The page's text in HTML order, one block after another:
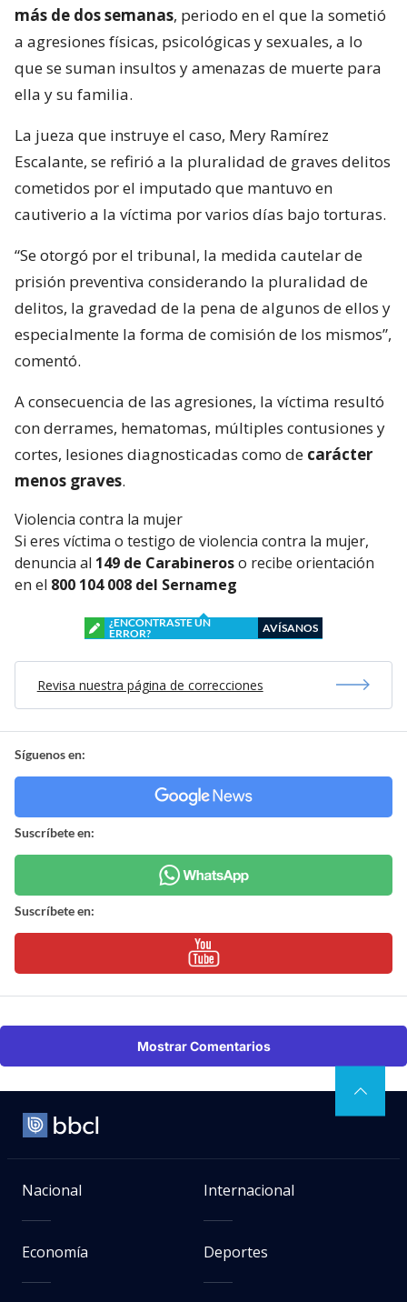
más de dos semanas, periodo en el que la sometió
a agresiones físicas, psicológicas y sexuales, a lo
que se suman insultos y amenazas de muerte para
ella y su familia.
La jueza que instruye el caso, Mery Ramírez
Escalante, se refirió a la pluralidad de graves delitos
cometidos por el imputado que mantuvo en
cautiverio a la víctima por varios días bajo torturas.
“Se otorgó por el tribunal, la medida cautelar de
prisión preventiva considerando la pluralidad de
delitos, la gravedad de la pena de algunos de ellos y
especialmente la forma de comisión de los mismos”,
comentó.
A consecuencia de las agresiones, la víctima resultó
con derrames, hematomas, múltiples contusiones y
cortes, lesiones diagnosticadas como de carácter
menos graves.
Violencia contra la mujer
Si eres víctima o testigo de violencia contra la mujer,
denuncia al 149 de Carabineroso recibe orientación
en el 800 104 008 del Sernameg
¿ENCONTRASTE UN
ERROR?
AVÍSANOS
Revisa nuestra página de correcciones
Síguenos en:
Suscríbete en:
Suscríbete en:
Mostrar Comentarios
Nacional Internacional
Economía Deportes